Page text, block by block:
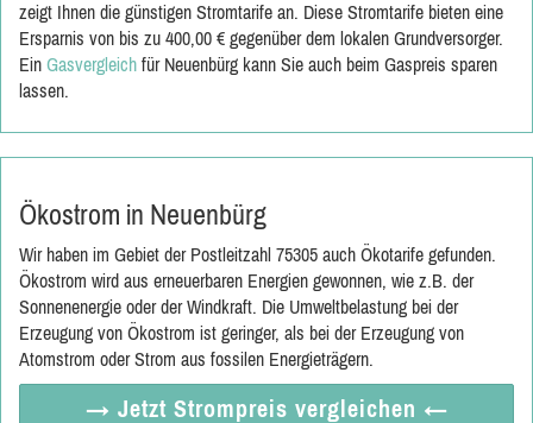
zeigt Ihnen die günstigen Stromtarife an. Diese Stromtarife bieten eine
Ersparnis von bis zu 400,00 € gegenüber dem lokalen Grundversorger.
Ein Gasvergleich für Neuenbürg kann Sie auch beim Gaspreis sparen
lassen.
Ökostrom in Neuenbürg
Wir haben im Gebiet der Postleitzahl 75305 auch Ökotarife gefunden.
Ökostrom wird aus erneuerbaren Energien gewonnen, wie z.B. der
Sonnenenergie oder der Windkraft. Die Umweltbelastung bei der
Erzeugung von Ökostrom ist geringer, als bei der Erzeugung von
Atomstrom oder Strom aus fossilen Energieträgern.
→ Jetzt Strompreis vergleichen ←